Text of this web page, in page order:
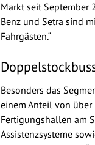
Markt seit September
Benz und Setra sind
Fahrgästen.“
Besonders das
einem Anteil von
Fertigungshallen am
Assistenzsysteme